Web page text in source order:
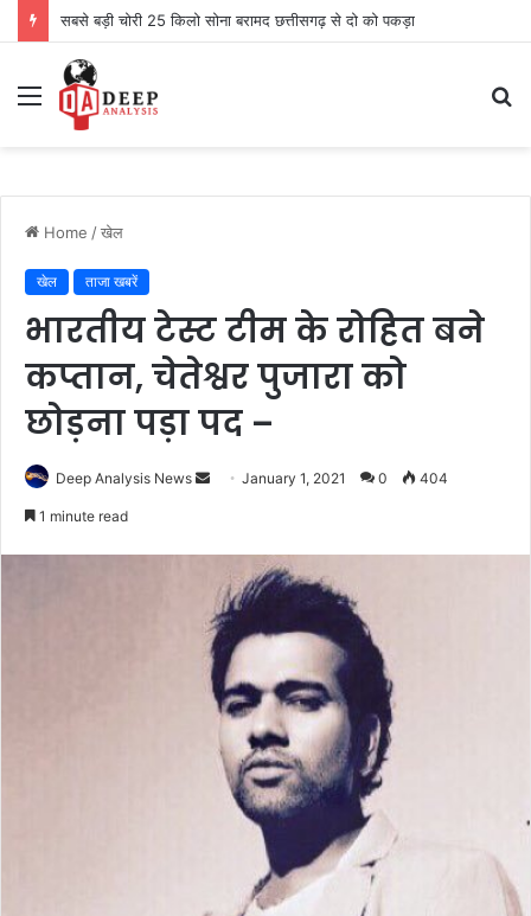
सबसे बड़ी चोरी 25 किलो सोना बरामद छत्तीसगढ़ से दो को पकड़ा
Menu
Home /खेल
खेल ताजा खबरें
भारतीय टेस्ट टीम के रोहित बने
कप्तान, चेतेश्वर पुजारा को
छोड़ना पड़ा पद –
Deep Analysis News
SendJanuary 1, 2021 0 404
1 minute read